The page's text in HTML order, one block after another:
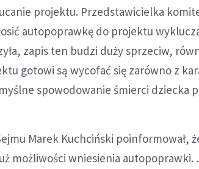
projektu. Przedstawicielka
autopoprawkę do projektu
zapis ten budzi duży sprzeciw,
gotowi są wycofać się zarówno z
spowodowanie śmierci dziecka
Marek Kuchciński poinformował,
możliwości wniesienia autopoprawki.